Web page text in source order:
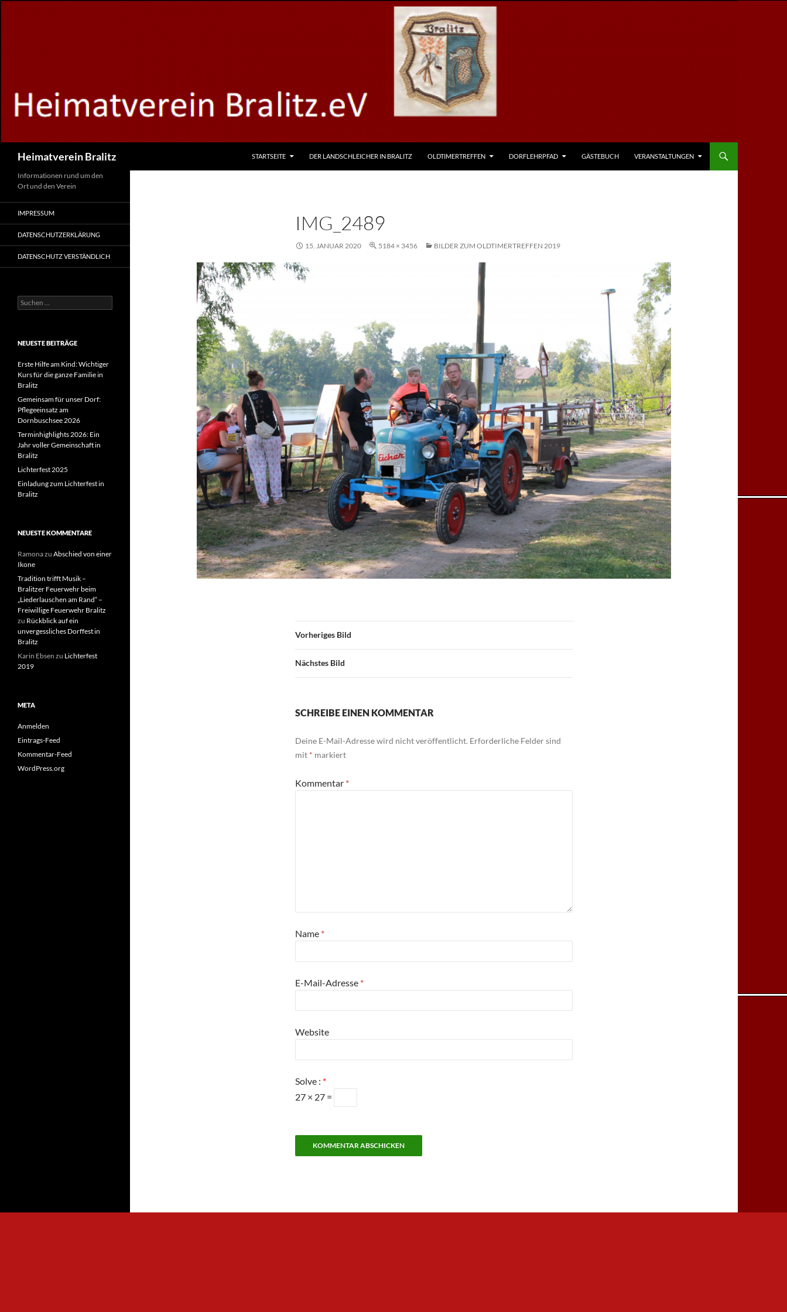
Heimatverein Bralitz STARTSEITE DER LANDSCHLEICHER IN BRALITZ OLDTIMERTREFFEN DORFLEHRPFAD GÄSTEBUCH VERANSTALTUNGEN
IMG_2489
15. JANUAR 2020 5184 × 3456 BILDER ZUM OLDTIMERTREFFEN 2019
Vorheriges Bild
Nächstes Bild
SCHREIBE EINEN KOMMENTAR
Deine E-Mail-Adresse wird nicht veröffentlicht. Erforderliche Felder sind
mit * markiert
Kommentar *
Name *
E-Mail-Adresse *
Website
Solve : *
27 × 27 =
Informationen rund um den
Ort und den Verein
IMPRESSUM
DATENSCHUTZERKLÄRUNG
DATENSCHUTZ VERSTÄNDLICH
Suchen
nach:
NEUESTE BEITRÄGE
Erste Hilfe am Kind: Wichtiger
Kurs für die ganze Familie in
Bralitz
Gemeinsam für unser Dorf:
Pflegeeinsatz am
Dornbuschsee 2026
Terminhighlights 2026: Ein
Jahr voller Gemeinschaft in
Bralitz
Lichterfest 2025
Einladung zum Lichterfest in
Bralitz
NEUESTE KOMMENTARE
Ramonazu Abschied von einer
Ikone
Tradition trifft Musik –
Bralitzer Feuerwehr beim
„Liederlauschen am Rand“ –
Freiwillige Feuerwehr Bralitz
zu Rückblick auf ein
unvergessliches Dorffest in
Bralitz
Karin Ebsen zu Lichterfest
2019
META
Anmelden
Eintrags-Feed
Kommentar-Feed
WordPress.org